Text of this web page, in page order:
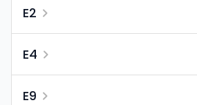
E2
E4
E9